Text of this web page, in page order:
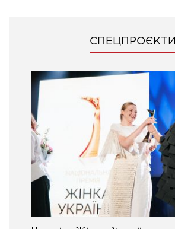
СПЕЦПРОЄКТИ